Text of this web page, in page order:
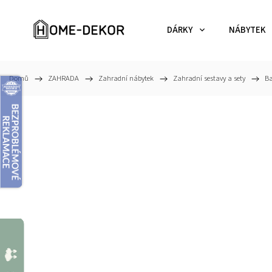
DÁRKY NÁBYTEK
Domů / ZAHRADA / Zahradní nábytek / Zahradní sestavy a sety /